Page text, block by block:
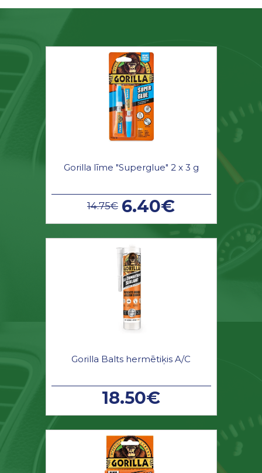
Gorilla līme "Superglue" 2 x 3 g
14.75€ 6.40€
Gorilla Balts hermētiķis A/C
18.50€